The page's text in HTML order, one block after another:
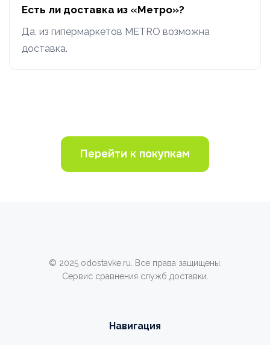
Есть ли доставка из «Метро»?
Да, из гипермаркетов METRO возможна
доставка.
Перейти к покупкам
© 2025 odostavke.ru. Все права защищены.
Сервис сравнения служб доставки.
Навигация